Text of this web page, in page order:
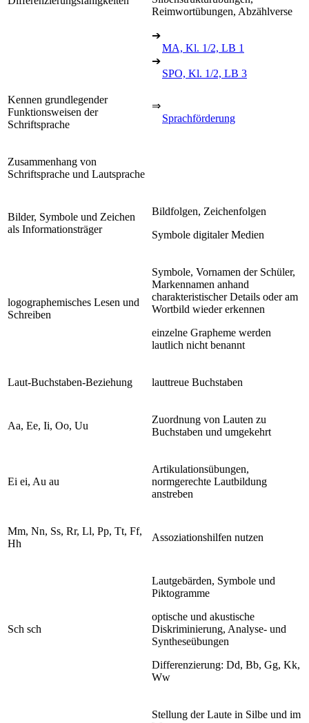
Reimwortübungen, Abzählverse
➔
MA, Kl. 1/2, LB 1
➔
SPO, Kl. 1/2, LB 3
Kennen grundlegender
Funktionsweisen der
Schriftsprache
⇒
Sprachförderung
Zusammenhang von
Schriftsprache und Lautsprache
Bilder, Symbole und Zeichen
als Informationsträger
Bildfolgen, Zeichenfolgen
Symbole digitaler Medien
logographemisches Lesen und
Schreiben
Symbole, Vornamen der Schüler,
Markennamen anhand
charakteristischer Details oder am
Wortbild wieder erkennen
einzelne Grapheme werden
lautlich nicht benannt
Laut-Buchstaben-Beziehung lauttreue Buchstaben
Aa, Ee, Ii, Oo, Uu
Zuordnung von Lauten zu
Buchstaben und umgekehrt
Ei ei, Au au
Artikulationsübungen,
normgerechte Lautbildung
anstreben
Mm, Nn, Ss, Rr, Ll, Pp, Tt, Ff,
Hh
Assoziationshilfen nutzen
Sch sch
Lautgebärden, Symbole und
Piktogramme
optische und akustische
Diskriminierung, Analyse- und
Syntheseübungen
Differenzierung: Dd, Bb, Gg, Kk,
Ww
Stellung der Laute in Silbe und im